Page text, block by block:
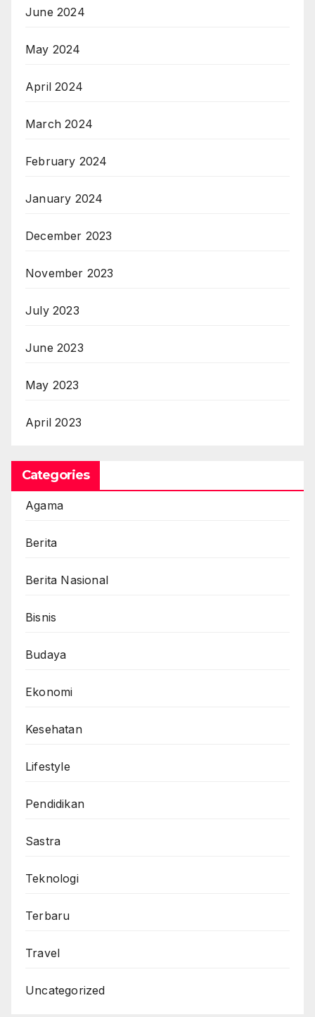
June 2024
May 2024
April 2024
March 2024
February 2024
January 2024
December 2023
November 2023
July 2023
June 2023
May 2023
April 2023
Categories
Agama
Berita
Berita Nasional
Bisnis
Budaya
Ekonomi
Kesehatan
Lifestyle
Pendidikan
Sastra
Teknologi
Terbaru
Travel
Uncategorized